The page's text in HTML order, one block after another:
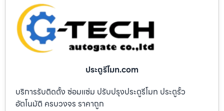
ประตูรีโมท.com
บริการรับติดตั้ง ซ่อมแซ่ม ปรับปรุงประตูรีโมท ประตูรั้ว
อัตโนมัติ ครบวงจร ราคาถูก